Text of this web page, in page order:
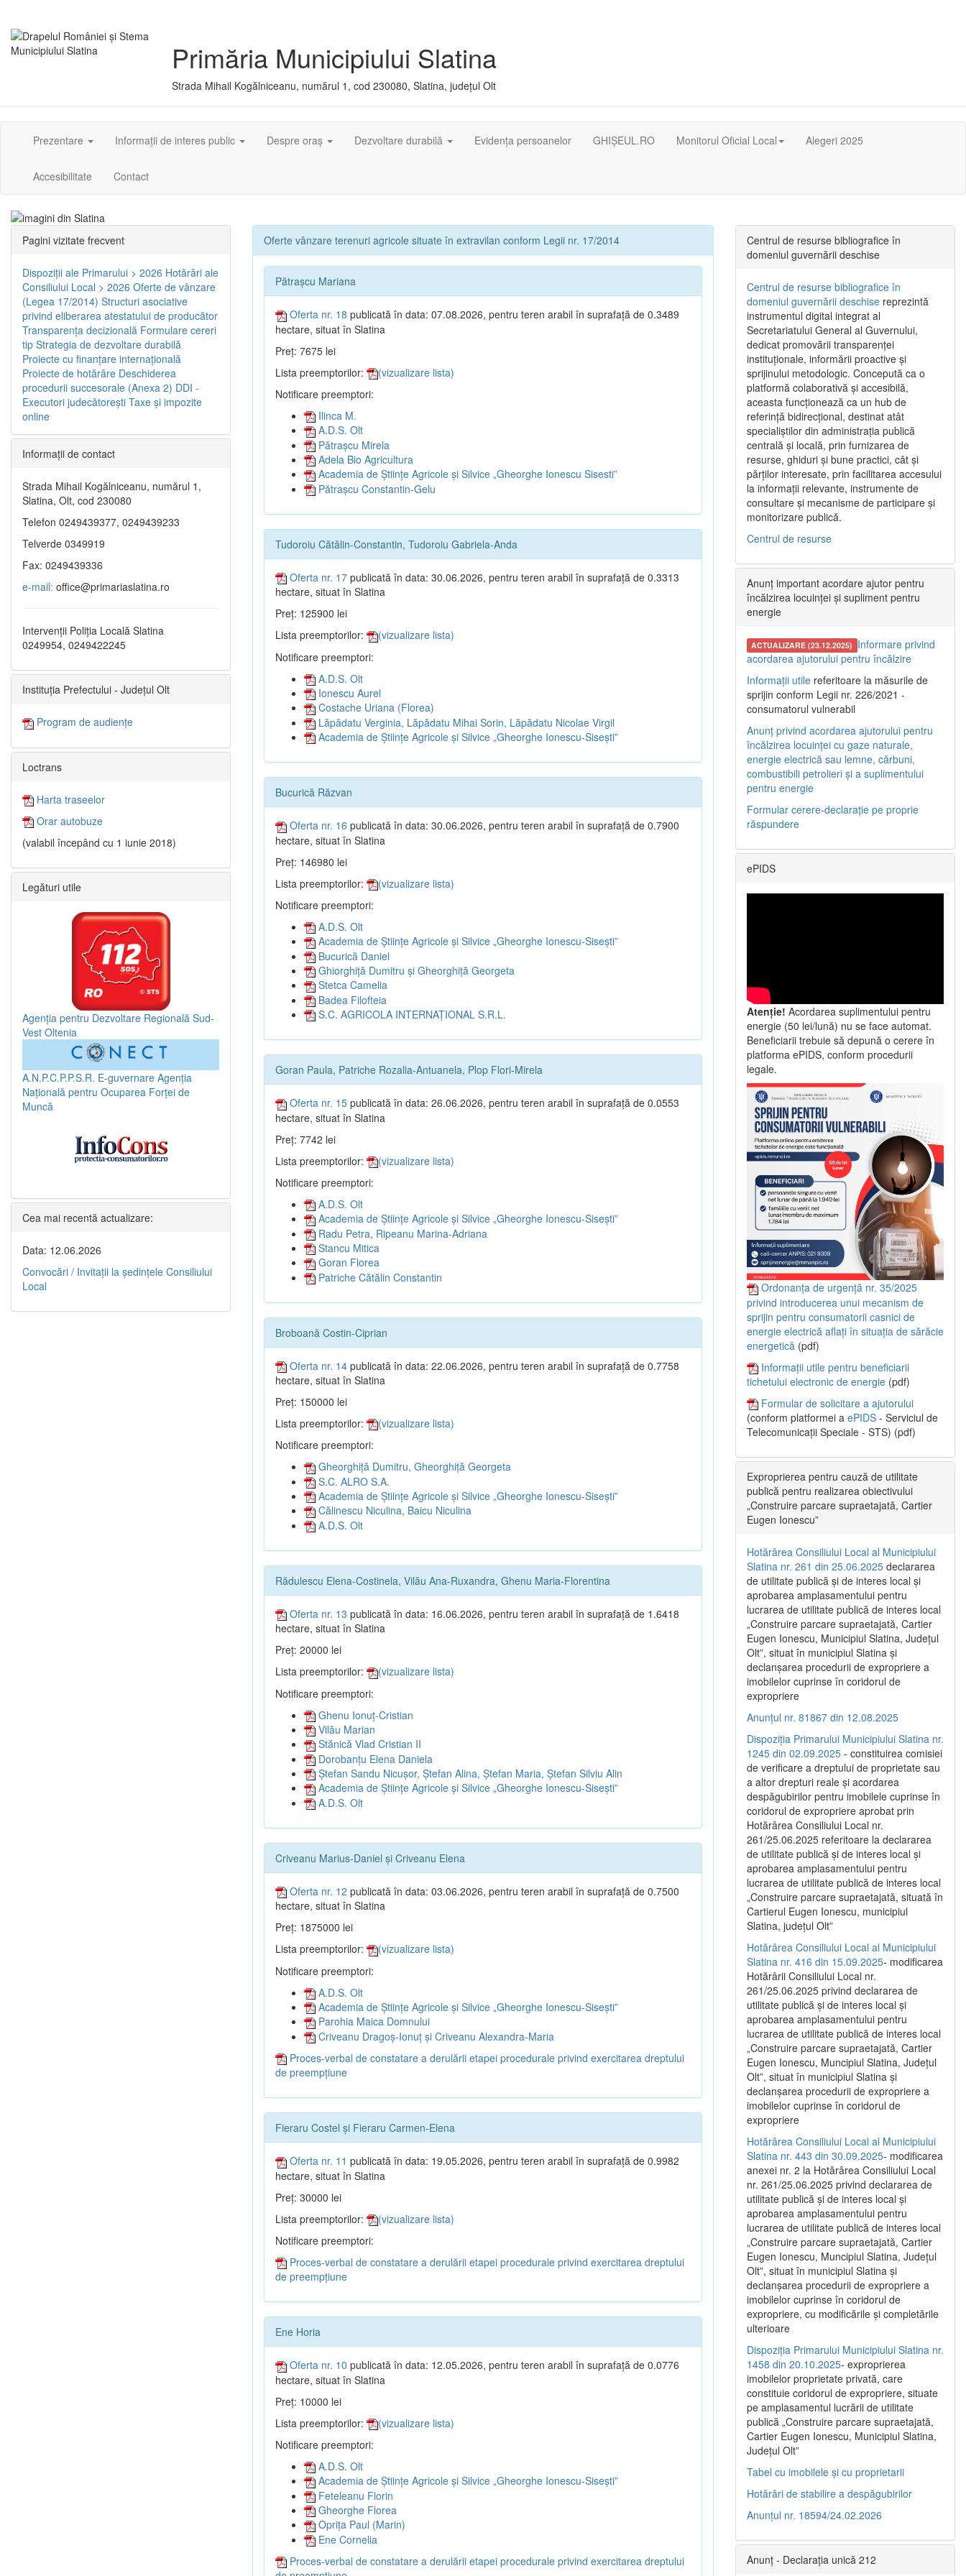
Primăria Municipiului Slatina
Strada Mihail Kogălniceanu, numărul 1, cod 230080, Slatina, județul Olt
Prezentare Informații de interes public Despre oraș Dezvoltare durabilă Evidența persoanelor GHIȘEUL.RO Monitorul Oficial Local Alegeri 2025
Accesibilitate Contact
Oferte vânzare terenuri agricole situate în extravilan conform Legii nr. 17/2014
Pătrașcu Mariana
Oferta nr. 18 publicată în data: 07.08.2026, pentru teren arabil în suprafață de 0.3489
hectare, situat în Slatina
Preț: 7675 lei
Lista preemptorilor:
(vizualizare lista)
Notificare preemptori:
Ilinca M.
A.D.S. Olt
Pătrașcu Mirela
Adela Bio Agricultura
Academia de Științe Agricole și Silvice „Gheorghe Ionescu Sisesti”
Pătrașcu Constantin-Gelu
Tudoroiu Cătălin-Constantin, Tudoroiu Gabriela-Anda
Oferta nr. 17 publicată în data: 30.06.2026, pentru teren arabil în suprafață de 0.3313
hectare, situat în Slatina
Preț: 125900 lei
Lista preemptorilor:
(vizualizare lista)
Notificare preemptori:
A.D.S. Olt
Ionescu Aurel
Costache Uriana (Florea)
Lăpădatu Verginia, Lăpădatu Mihai Sorin, Lăpădatu Nicolae Virgil
Academia de Științe Agricole și Silvice „Gheorghe Ionescu-Sisești”
Bucurică Răzvan
Oferta nr. 16 publicată în data: 30.06.2026, pentru teren arabil în suprafață de 0.7900
hectare, situat în Slatina
Preț: 146980 lei
Lista preemptorilor:
(vizualizare lista)
Notificare preemptori:
A.D.S. Olt
Academia de Științe Agricole și Silvice „Gheorghe Ionescu-Sisești”
Bucurică Daniel
Ghiorghiță Dumitru și Gheorghiță Georgeta
Stetca Camelia
Badea Filofteia
S.C. AGRICOLA INTERNAȚIONAL S.R.L.
Goran Paula, Patriche Rozalia-Antuanela, Plop Flori-Mirela
Oferta nr. 15 publicată în data: 26.06.2026, pentru teren arabil în suprafață de 0.0553
hectare, situat în Slatina
Preț: 7742 lei
Lista preemptorilor:
(vizualizare lista)
Notificare preemptori:
A.D.S. Olt
Academia de Științe Agricole și Silvice „Gheorghe Ionescu-Sisești”
Radu Petra, Ripeanu Marina-Adriana
Stancu Mitica
Goran Florea
Patriche Cătălin Constantin
Broboană Costin-Ciprian
Oferta nr. 14 publicată în data: 22.06.2026, pentru teren arabil în suprafață de 0.7758
hectare, situat în Slatina
Preț: 150000 lei
Lista preemptorilor:
(vizualizare lista)
Notificare preemptori:
Gheorghiță Dumitru, Gheorghiță Georgeta
S.C. ALRO S.A.
Academia de Științe Agricole și Silvice „Gheorghe Ionescu-Sisești”
Călinescu Niculina, Baicu Niculina
A.D.S. Olt
Rădulescu Elena-Costinela, Vilău Ana-Ruxandra, Ghenu Maria-Florentina
Oferta nr. 13 publicată în data: 16.06.2026, pentru teren arabil în suprafață de 1.6418
hectare, situat în Slatina
Preț: 20000 lei
Lista preemptorilor:
(vizualizare lista)
Notificare preemptori:
Ghenu Ionuț-Cristian
Vilău Marian
Stănică Vlad Cristian II
Dorobanțu Elena Daniela
Ștefan Sandu Nicușor, Ștefan Alina, Ștefan Maria, Ștefan Silviu Alin
Academia de Științe Agricole și Silvice „Gheorghe Ionescu-Sisești”
A.D.S. Olt
Criveanu Marius-Daniel și Criveanu Elena
Oferta nr. 12 publicată în data: 03.06.2026, pentru teren arabil în suprafață de 0.7500
hectare, situat în Slatina
Preț: 1875000 lei
Lista preemptorilor:
(vizualizare lista)
Notificare preemptori:
A.D.S. Olt
Academia de Științe Agricole și Silvice „Gheorghe Ionescu-Sisești”
Parohia Maica Domnului
Criveanu Dragoș-Ionuț și Criveanu Alexandra-Maria
Proces-verbal de constatare a derulării etapei procedurale privind exercitarea dreptului
de preempțiune
Fieraru Costel și Fieraru Carmen-Elena
Oferta nr. 11 publicată în data: 19.05.2026, pentru teren arabil în suprafață de 0.9982
hectare, situat în Slatina
Preț: 30000 lei
Lista preemptorilor:
(vizualizare lista)
Notificare preemptori:
Proces-verbal de constatare a derulării etapei procedurale privind exercitarea dreptului
de preempțiune
Ene Horia
Oferta nr. 10 publicată în data: 12.05.2026, pentru teren arabil în suprafață de 0.0776
hectare, situat în Slatina
Preț: 10000 lei
Lista preemptorilor:
(vizualizare lista)
Notificare preemptori:
A.D.S. Olt
Academia de Științe Agricole și Silvice „Gheorghe Ionescu-Sisești”
Feteleanu Florin
Gheorghe Florea
Oprița Paul (Marin)
Ene Cornelia
Proces-verbal de constatare a derulării etapei procedurale privind exercitarea dreptului
Pagini vizitate frecvent
Dispoziţii ale Primarului > 2026 Hotărâri ale
Consiliului Local > 2026 Oferte de vânzare
(Legea 17/2014) Structuri asociative
privind eliberarea atestatului de producător
Transparenţa decizională Formulare cereri
tip Strategia de dezvoltare durabilă
Proiecte cu finanţare internaţională
Proiecte de hotărâre Deschiderea
procedurii succesorale (Anexa 2) DDI -
Executori judecătorești Taxe şi impozite
online
Informaţii de contact
Strada Mihail Kogălniceanu, numărul 1,
Slatina, Olt, cod 230080
Telefon 0249439377, 0249439233
Telverde 0349919
Fax: 0249439336
e-mail: office@primariaslatina.ro
Intervenții Poliția Locală Slatina
0249954, 0249422245
Instituția Prefectului - Județul Olt
Program de audiențe
Loctrans
Harta traseelor
Orar autobuze
(valabil începând cu 1 iunie 2018)
Legături utile
Agenția pentru Dezvoltare Regională Sud-
Vest Oltenia
A.N.P.C.P.P.S.R. E-guvernare Agenția
Națională pentru Ocuparea Forței de
Muncă
Cea mai recentă actualizare:
Data: 12.06.2026
Convocări / Invitaţii la şedinţele Consiliului
Local
Centrul de resurse bibliografice în
domeniul guvernării deschise
Centrul de resurse bibliografice în
domeniul guvernării deschise reprezintă
instrumentul digital integrat al
Secretariatului General al Guvernului,
dedicat promovării transparenței
instituționale, informării proactive și
sprijinului metodologic. Concepută ca o
platformă colaborativă și accesibilă,
aceasta funcționează ca un hub de
referință bidirecțional, destinat atât
specialiștilor din administrația publică
centrală și locală, prin furnizarea de
resurse, ghiduri și bune practici, cât și
părților interesate, prin facilitarea accesului
la informații relevante, instrumente de
consultare și mecanisme de participare și
monitorizare publică.
Centrul de resurse
Anunț important acordare ajutor pentru
încălzirea locuinței și supliment pentru
energie
ACTUALIZARE (23.12.2025) Informare privind
acordarea ajutorului pentru încălzire
Informații utile referitoare la măsurile de
sprijin conform Legii nr. 226/2021 -
consumatorul vulnerabil
Anunț privind acordarea ajutorului pentru
încălzirea locuinței cu gaze naturale,
energie electrică sau lemne, cărbuni,
combustibili petrolieri și a suplimentului
pentru energie
Formular cerere-declarație pe proprie
răspundere
ePIDS
Atenție! Acordarea suplimentului pentru
energie (50 lei/lună) nu se face automat.
Beneficiarii trebuie să depună o cerere în
platforma ePIDS, conform procedurii
legale.
Ordonanța de urgență nr. 35/2025
privind introducerea unui mecanism de
sprijin pentru consumatorii casnici de
energie electrică aflați în situația de sărăcie
energetică (pdf)
Informații utile pentru beneficiarii
tichetului electronic de energie (pdf)
Formular de solicitare a ajutorului
(conform platformei a ePIDS - Serviciul de
Telecomunicații Speciale - STS) (pdf)
Exproprierea pentru cauză de utilitate
publică pentru realizarea obiectivului
„Construire parcare supraetajată, Cartier
Eugen Ionescu”
Hotărârea Consiliului Local al Municipiului
Slatina nr. 261 din 25.06.2025 declararea
de utilitate publică și de interes local și
aprobarea amplasamentului pentru
lucrarea de utilitate publică de interes local
„Construire parcare supraetajată, Cartier
Eugen Ionescu, Municipiul Slatina, Județul
Olt”, situat în municipiul Slatina și
declanșarea procedurii de expropriere a
imobilelor cuprinse în coridorul de
expropriere
Anunțul nr. 81867 din 12.08.2025
Dispoziția Primarului Municipiului Slatina nr.
1245 din 02.09.2025 - constituirea comisiei
de verificare a dreptului de proprietate sau
a altor drepturi reale și acordarea
despăgubirilor pentru imobilele cuprinse în
coridorul de expropriere aprobat prin
Hotărârea Consiliului Local nr.
261/25.06.2025 referitoare la declararea
de utilitate publică și de interes local și
aprobarea amplasamentului pentru
lucrarea de utilitate publică de interes local
„Construire parcare supraetajată, situată în
Cartierul Eugen Ionescu, municipiul
Slatina, județul Olt”
Hotărârea Consiliului Local al Municipiului
Slatina nr. 416 din 15.09.2025- modificarea
Hotărârii Consiliului Local nr.
261/25.06.2025 privind declararea de
utilitate publică și de interes local și
aprobarea amplasamentului pentru
lucrarea de utilitate publică de interes local
„Construire parcare supraetajată, Cartier
Eugen Ionescu, Muncipiul Slatina, Județul
Olt”, situat în municipiul Slatina și
declanșarea procedurii de expropriere a
imobilelor cuprinse în coridorul de
expropriere
Hotărârea Consiliului Local al Municipiului
Slatina nr. 443 din 30.09.2025- modificarea
anexei nr. 2 la Hotărârea Consiliului Local
nr. 261/25.06.2025 privind declararea de
utilitate publică şi de interes local şi
aprobarea amplasamentului pentru
lucrarea de utilitate publică de interes local
„Construire parcare supraetajată, Cartier
Eugen Ionescu, Muncipiul Slatina, Judeţul
Olt”, situat în municipiul Slatina şi
declanşarea procedurii de expropriere a
imobilelor cuprinse în coridorul de
expropriere, cu modificările şi completările
ulterioare
Dispoziția Primarului Municipiului Slatina nr.
1458 din 20.10.2025- exproprierea
imobilelor proprietate privată, care
constituie coridorul de expropriere, situate
pe amplasamentul lucrării de utilitate
publică „Construire parcare supraetajată,
Cartier Eugen Ionescu, Municipiul Slatina,
Județul Olt”
Tabel cu imobilele și cu proprietarii
Hotărâri de stabilire a despăgubirilor
Anunțul nr. 18594/24.02.2026
Anunț - Declarația unică 212